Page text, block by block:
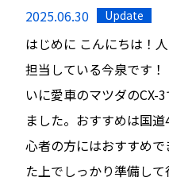
2025.06.30 Update
はじめに こんにちは！
担当している今泉です
いに愛車のマツダのCX-
ました。おすすめは国
心者の方にはおすすめ
た上でしっかり準備し